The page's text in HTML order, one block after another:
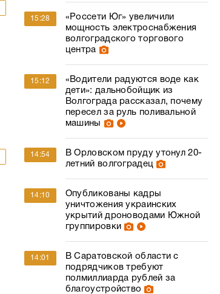
15:28
«Россети Юг» увеличили
мощность электроснабжения
волгоградского торгового
центра
15:12
«Водители радуются воде как
дети»: дальнобойщик из
Волгограда рассказал, почему
пересел за руль поливальной
машины
14:54
В Орловском пруду утонул 20-
летний волгоградец
14:10
Опубликованы кадры
уничтожения украинских
укрытий дроноводами Южной
группировки
14:01
В Саратовской области с
подрядчиков требуют
полмиллиарда рублей за
благоустройство